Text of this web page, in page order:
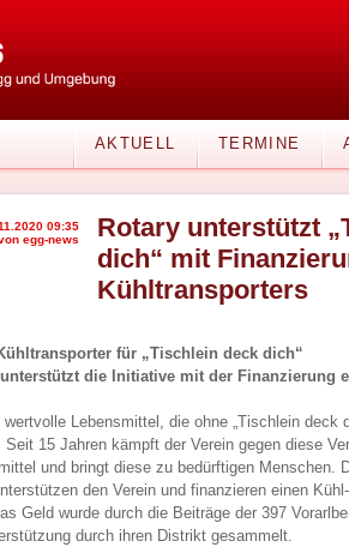
AKTUELL TERMINE
09:35
egg-news
Rotary unterstützt
dich“ mit
Kühltransporters
für „Tischlein deck dich“
unterstützt die Initiative mit der Finanzierung
wertvolle Lebensmittel, die ohne „Tischlein deck
Seit 15 Jahren kämpft der Verein gegen diese
und bringt diese zu bedürftigen Menschen.
den Verein und finanzieren einen
Geld wurde durch die Beiträge der 397
durch ihren Distrikt gesammelt.